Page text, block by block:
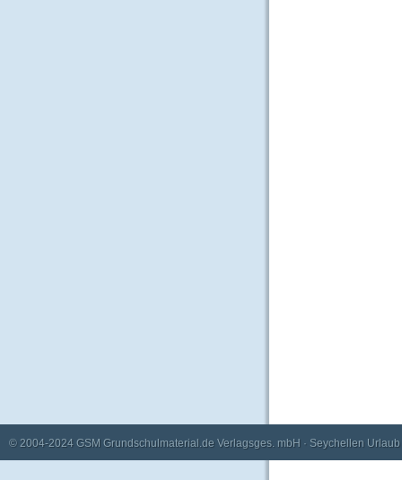
© 2004-2024 GSM Grundschulmaterial.de Verlagsges. mbH · Seychellen Urlaub